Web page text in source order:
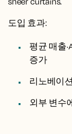
도입 효과:
평균 매출
증가
리노베이
외부 변수